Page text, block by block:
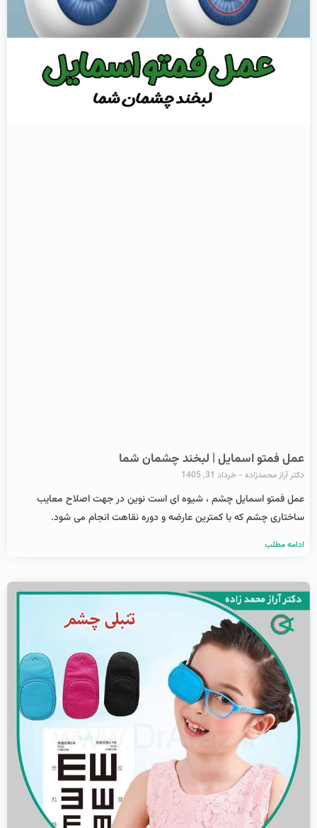
عمل فمتو اسمایل | لبخند چشمان شما
دکتر آراز محمدزاده خرداد 31, 1405
عمل فمتو اسمایل چشم ، شیوه ای است نوین در جهت اصلاح معایب
ساختاری چشم که با کمترین عارضه و دوره نقاهت انجام می شود.
ادامه مطلب